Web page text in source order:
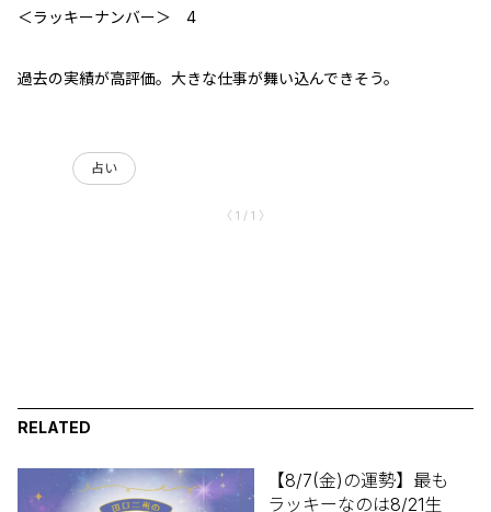
＜ラッキーナンバー＞ 4
過去の実績が高評価。大きな仕事が舞い込んできそう。
占い
〈 1 / 1 〉
RELATED
【8/7(金)の運勢】最も
ラッキーなのは8/21生